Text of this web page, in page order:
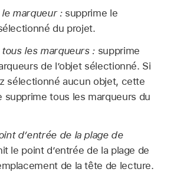
marqueur :supprime le
du projet.
les marqueurs : supprime
de l’objet sélectionné. Si
sélectionné aucun objet, cette
supprime tous les marqueurs du
d’entrée de la plage de
le point d’entrée de la plage de
de la tête de lecture.